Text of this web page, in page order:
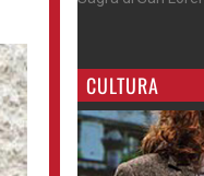
CULTURA